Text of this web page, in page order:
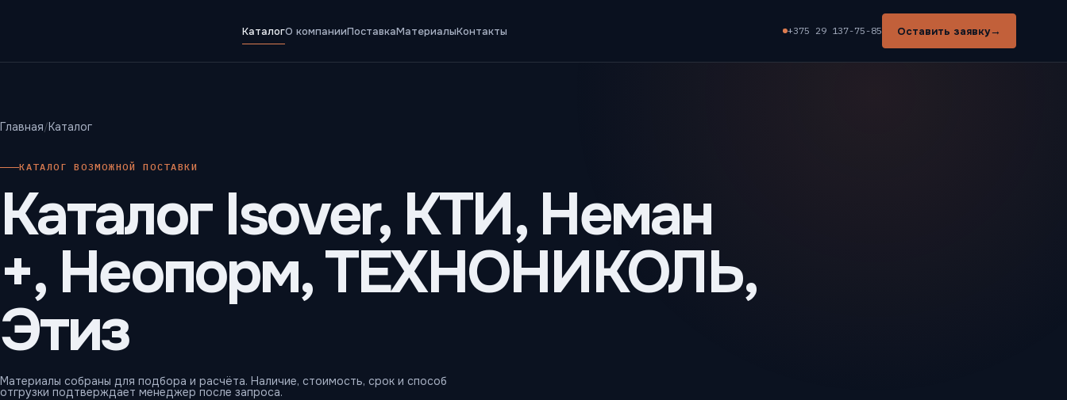
КаталогО компанииПоставкаМатериалыКонтакты +375 29 137-75-85 Оставить заявку→
Главная Каталог
КАТАЛОГ ВОЗМОЖНОЙ ПОСТАВКИ
Каталог Isover, КТИ, Неман
+, Неопорм, ТЕХНОНИКОЛЬ,
Этиз
Материалы собраны для подбора и расчёта. Наличие, стоимость, срок и способ
отгрузки подтверждает менеджер после запроса.